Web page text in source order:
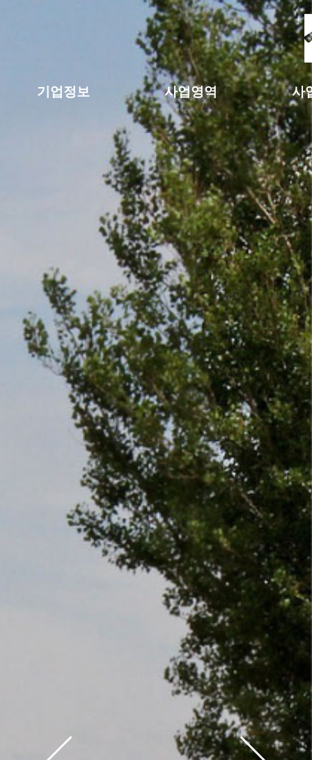
기업정보 사업영역 사